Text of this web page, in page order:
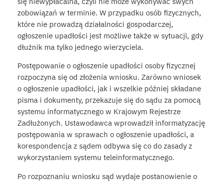
zobowiązań w terminie. W przypadku osób fizycznych,
które nie prowadzą działalności gospodarczej,
ogłoszenie upadłości jest możliwe także w sytuacji, gdy
dłużnik ma tylko jednego wierzyciela.
Postępowanie o ogłoszenie upadłości osoby fizycznej
rozpoczyna się od złożenia wniosku. Zarówno wniosek
o ogłoszenie upadłości, jak i wszelkie później składane
pisma i dokumenty, przekazuje się do sądu za pomocą
systemu informatycznego w Krajowym Rejestrze
Zadłużonych. Ustawodawca wprowadził informatyzację
postępowania w sprawach o ogłoszenie upadłości, a
korespondencja z sądem odbywa się co do zasady z
wykorzystaniem systemu teleinformatycznego.
Po rozpoznaniu wniosku sąd wydaje postanowienie o